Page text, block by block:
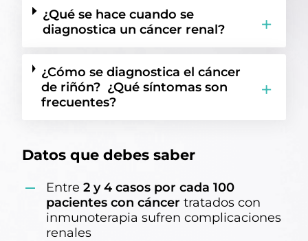
¿Qué se hace cuando se
diagnostica un cáncer renal?
¿Cómo se diagnostica el cáncer
de riñón? ¿Qué síntomas son
frecuentes?
Datos que debes saber
Entre 2 y 4 casos por cada 100
pacientes con cáncer tratados con
inmunoterapia sufren complicaciones
renales